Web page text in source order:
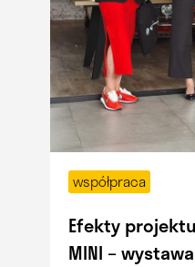
współpraca
Efekty
MINI –